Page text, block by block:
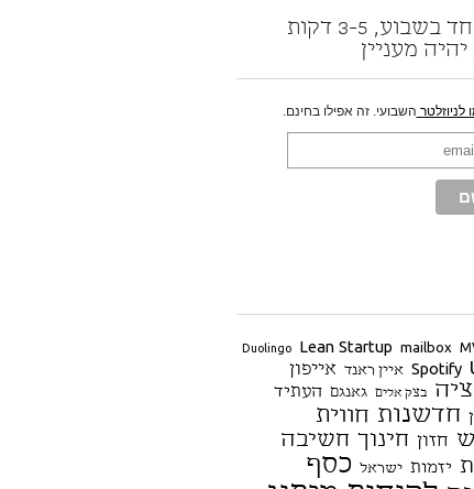
פוסט אחד בשבוע, 3-5 דקות
מעניין
לניוזלטר השבועי. זה אפילו בחינם.
Duolingo Lean Startup mailbox
Spotify איין ראנד אייפון
בצק אלים גאנגם העתיד
חדשנות חווית
חזון חינוך חשיבה
יזמות ישראל כסף